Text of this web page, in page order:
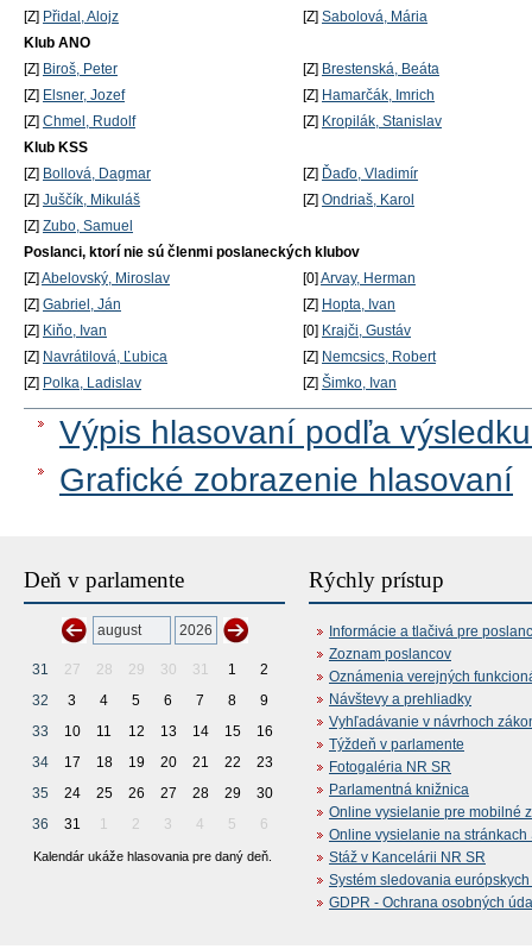
[Z] Přidal, Alojz [Z] Sabolová, Mária
Klub ANO
[Z] Biroš, Peter [Z] Brestenská, Beáta
[Z] Elsner, Jozef [Z] Hamarčák, Imrich
[Z] Chmel, Rudolf [Z] Kropilák, Stanislav
Klub KSS
[Z] Bollová, Dagmar [Z] Ďaďo, Vladimír
[Z] Juščík, Mikuláš [Z] Ondriaš, Karol
[Z] Zubo, Samuel
Poslanci, ktorí nie sú členmi poslaneckých klubov
[Z] Abelovský, Miroslav [0] Arvay, Herman
[Z] Gabriel, Ján [Z] Hopta, Ivan
[Z] Kiňo, Ivan [0] Krajči, Gustáv
[Z] Navrátilová, Ľubica [Z] Nemcsics, Robert
[Z] Polka, Ladislav [Z] Šimko, Ivan
Výpis hlasovaní podľa
Grafické zobrazenie hlasovaní
Deň v parlamente
31 27 28 29 30 31 1
2
32
3 4 5 6 7 8
9
33
10 11 12 13 14 15
16
34
17 18 19 20 21 22
23
35
24 25 26 27 28 29
30
36
31 1 2 3 4 5 6
Kalendár ukáže hlasovania pre daný deň.
Rýchly prístup
Informácie a tlačivá pre
Zoznam poslancov
Oznámenia verejných
Návštevy a prehliadky
Vyhľadávanie v návrhoch
Týždeň v parlamente
Fotogaléria NR SR
Parlamentná knižnica
Online vysielanie pre mobilné
Online vysielanie na stránkach
Stáž v Kancelárii NR SR
Systém sledovania
GDPR - Ochrana osobných